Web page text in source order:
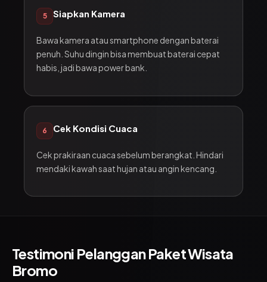
5 Siapkan Kamera
Bawa kamera atau smartphone dengan baterai
penuh. Suhu dingin bisa membuat baterai cepat
habis, jadi bawa power bank.
6 Cek Kondisi Cuaca
Cek prakiraan cuaca sebelum berangkat. Hindari
mendaki kawah saat hujan atau angin kencang.
Testimoni Pelanggan Paket Wisata
Bromo